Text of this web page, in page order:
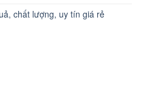
chất lượng, uy tín giá rẻ